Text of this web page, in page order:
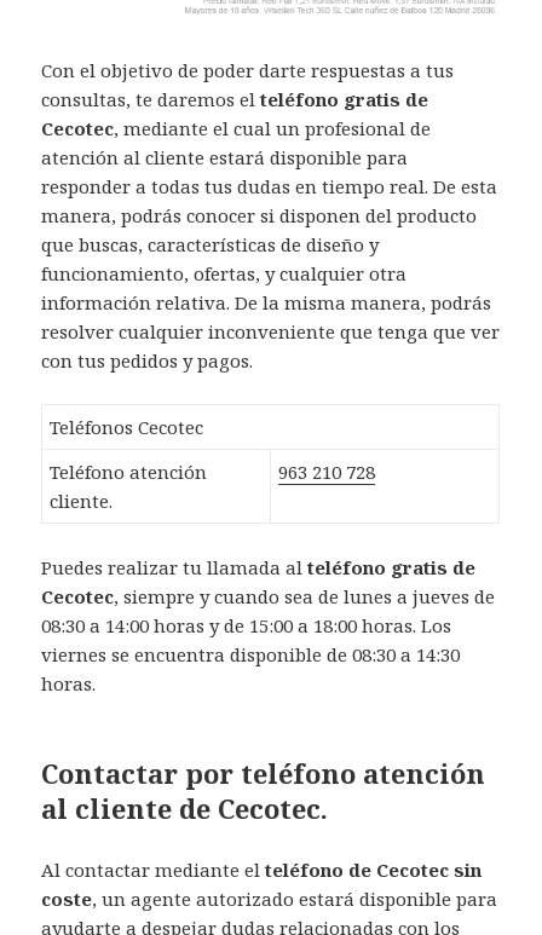
Con el objetivo de poder darte respuestas a tus
consultas, te daremos elteléfono gratis de
Cecotec, mediante el cual un profesional de
atención al cliente estará disponible para
responder a todas tus dudas en tiempo real. De esta
manera, podrás conocer si disponen del producto
que buscas, características de diseño y
funcionamiento, ofertas, y cualquier otra
información relativa. De la misma manera, podrás
resolver cualquier inconveniente que tenga que ver
con tus pedidos y pagos.
Teléfonos Cecotec
Teléfono atención
cliente.
963 210 728
Puedes realizar tu llamada alteléfono gratis de
Cecotec, siempre y cuando sea de lunes a jueves de
08:30 a 14:00 horas y de 15:00 a 18:00 horas. Los
viernes se encuentra disponible de 08:30 a 14:30
horas.
Contactar por teléfono atención
al cliente de Cecotec.
Al contactar mediante elteléfono de Cecotec sin
coste, un agente autorizado estará disponible para
ayudarte a despejar dudas relacionadas con los